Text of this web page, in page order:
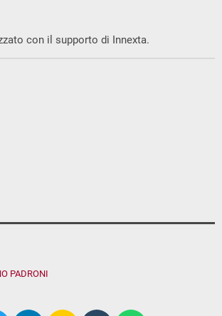
con il supporto di Innexta.
PADRONI